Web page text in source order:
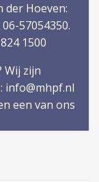
der Hoeven:
57054350.
1500
Wij zijn
info@mhpf.nl
een van ons